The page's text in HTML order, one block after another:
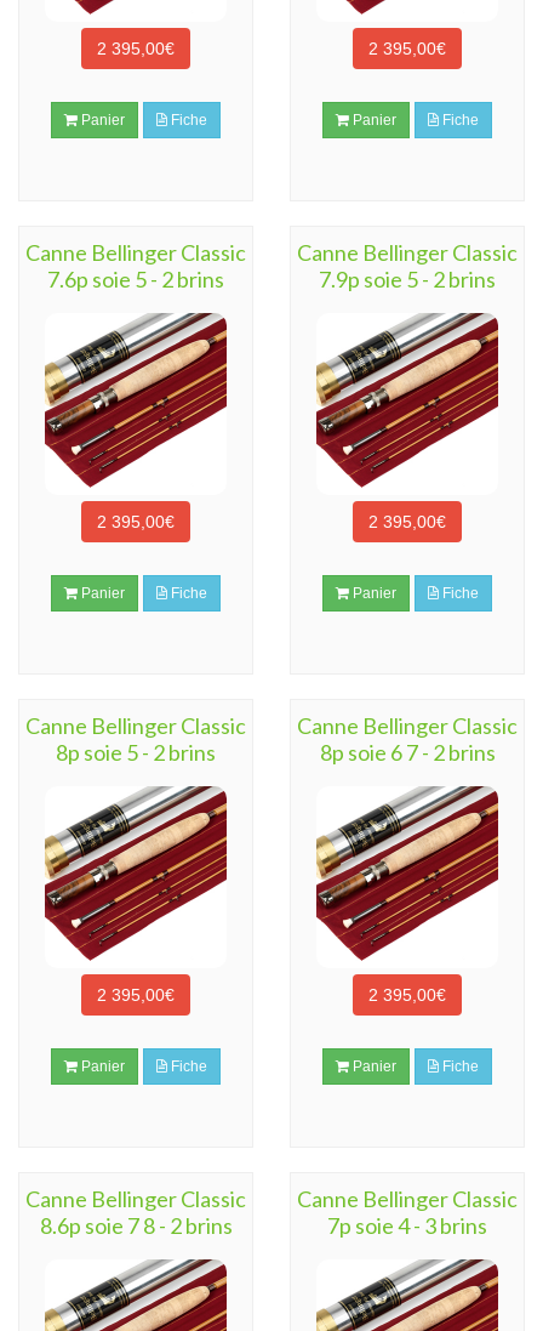
2 395,00€
Panier Fiche
2 395,00€
Panier Fiche
Canne Bellinger Classic
7.6p soie 5 - 2 brins
2 395,00€
Panier Fiche
Canne Bellinger Classic
7.9p soie 5 - 2 brins
2 395,00€
Panier Fiche
Canne Bellinger Classic
8p soie 5 - 2 brins
2 395,00€
Panier Fiche
Canne Bellinger Classic
8p soie 6 7 - 2 brins
2 395,00€
Panier Fiche
Canne Bellinger Classic
8.6p soie 7 8 - 2 brins
Canne Bellinger Classic
7p soie 4 - 3 brins